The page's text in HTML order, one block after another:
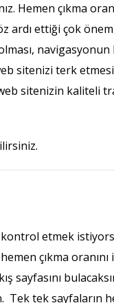
Hemen çıkma
ardı ettiği çok
sitenizi terk
sitenizin kaliteli
etmek
çıkma
sayfasını
Tek tek sayfaların